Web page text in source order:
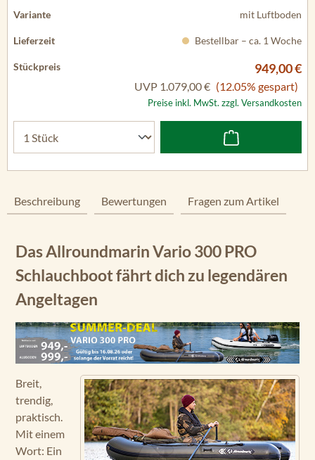
mit Luftboden
Bestellbar – ca. 1 Woche
949,00 €
UVP 1.079,00 € (12.05% gespart)
Preise inkl. MwSt. zzgl. Versandkosten
Beschreibung Bewertungen Fragen zum Artikel
Das Allroundmarin Vario 300 PRO
Schlauchboot fährt dich zu legendären
Angeltagen
Breit,
trendig,
praktisch.
Mit einem
Wort: Ein